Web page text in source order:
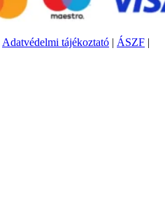
Adatvédelmi tájékoztató | ÁSZF |